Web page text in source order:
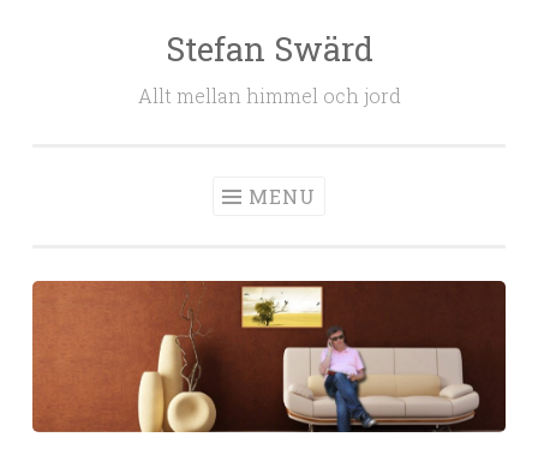
Stefan Swärd
Allt mellan himmel och jord
MENU